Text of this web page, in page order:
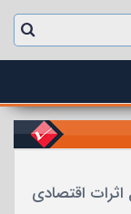
اثرات اقتصادی